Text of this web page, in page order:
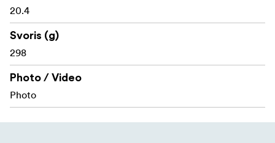
20.4
Svoris (g)
298
Photo / Video
Photo